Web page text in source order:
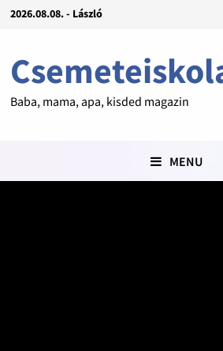
2026.08.08. - László
Baba, mama, apa, kisded magazin
MENU